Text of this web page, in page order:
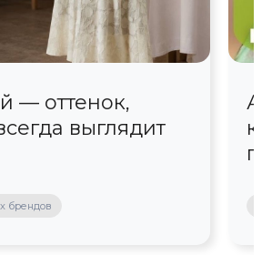
— оттенок,
выглядит
брендов